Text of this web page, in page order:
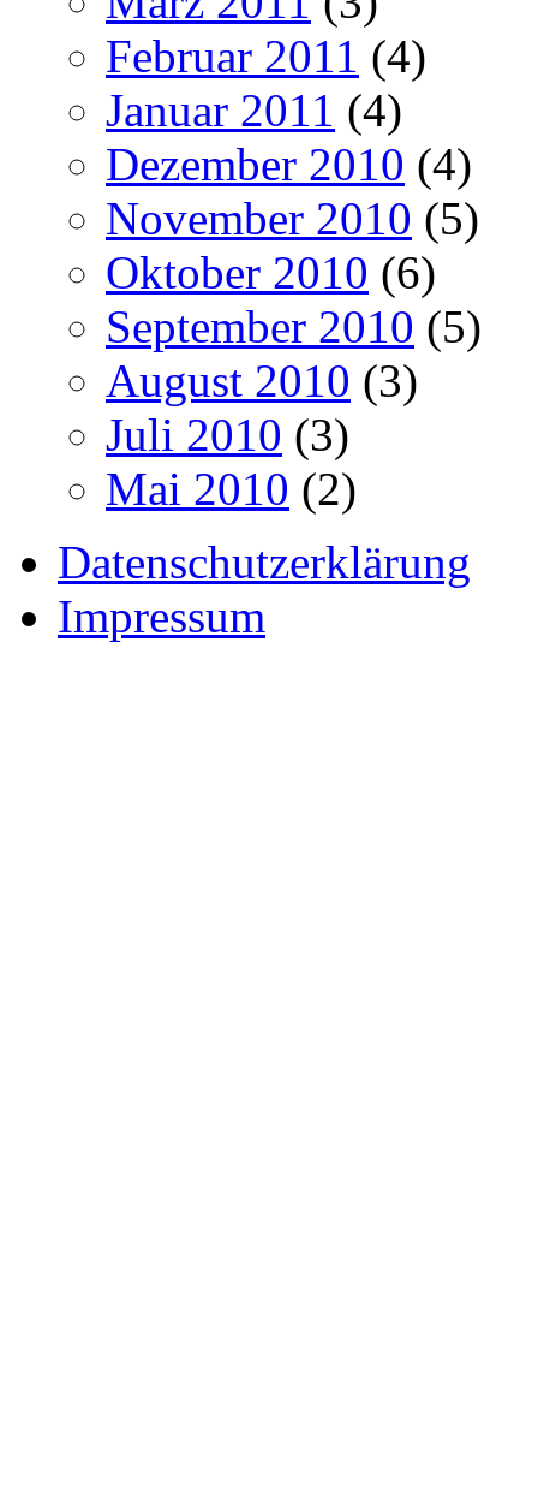
Februar 2011 (4)
Januar 2011 (4)
Dezember 2010 (4)
November 2010 (5)
Oktober 2010 (6)
September 2010 (5)
August 2010 (3)
Juli 2010 (3)
Mai 2010 (2)
Datenschutzerklärung
Impressum